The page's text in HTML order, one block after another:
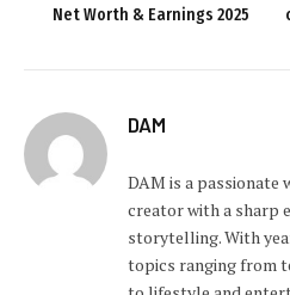
Net Worth & Earnings 2025
DAM
DAM is a
creator with a sharp
storytelling. With
topics ranging from